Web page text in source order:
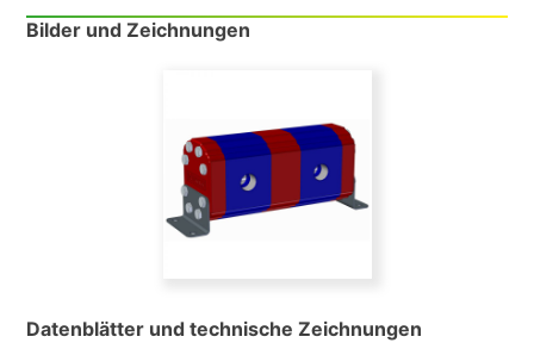
Bilder und Zeichnungen
Datenblätter und technische Zeichnungen